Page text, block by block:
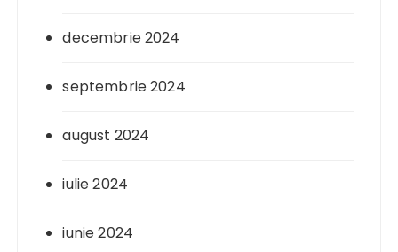
decembrie 2024
septembrie 2024
august 2024
iulie 2024
iunie 2024